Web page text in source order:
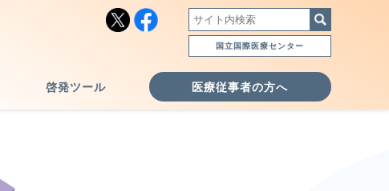
国立国際医療センター
啓発ツール 医療従事者の方へ